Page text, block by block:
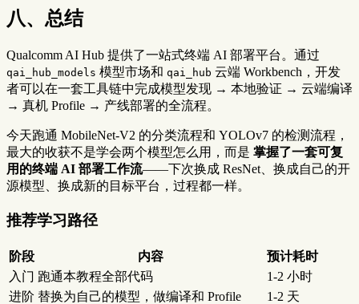
八、总结
Qualcomm AI Hub 提供了一站式终端 AI 部署平台。通过
qai_hub_models 模型市场和 qai_hub 云端 Workbench，开发
者可以在一套工具链中完成模型发现 → 本地验证 → 云端编译
→ 真机 Profile → 产线部署的全流程。
今天跑通 MobileNet-V2 的分类流程和 YOLOv7 的检测流程，
最大的收获不是学会两个模型怎么用，而是 掌握了一套可复
用的终端 AI 部署工作流——下次换成 ResNet、换成自己的开
源模型、换成新的目标平台，过程都一样。
推荐学习路径
阶段 内容
预计耗时
入门 跑通本教程全部代码
1-2 小时
进阶 替换为自己的模型，做编译和 Profile
1-2 天